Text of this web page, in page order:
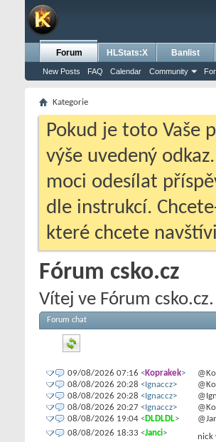
Forum
New Posts FAQ Calendar Community
HLStats:X Banlist
Kategorie
Pokud je toto Vaše
výše uvedený
moci odesílat
dle instrukcí.
které chcete
Fórum csko.cz
Vítej ve Fórum csko.cz.
Forum chat
09/08/2026 07:16 <Koprakek>
08/08/2026 20:28 <Ignaccz>
08/08/2026 20:28 <Ignaccz>
08/08/2026 20:27 <Ignaccz>
08/08/2026 19:04 <DLDLDL>
08/08/2026 18:33 <Janci>
nick